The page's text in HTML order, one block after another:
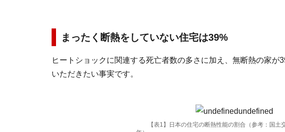
まったく断熱をしていない住宅は39%
ヒートショックに関連する死亡者数の多さに加え、無断熱の家が
いただきたい事実です。
【表1】日本の住宅の断熱性能の割合（参考：国土